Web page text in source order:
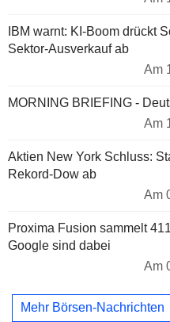
IBM warnt: KI-Boom drückt
Sektor-Ausverkauf ab
Am
MORNING BRIEFING -
Am
Aktien New York Schluss:
Rekord-Dow ab
Am
Proxima Fusion sammelt
Google sind dabei
Am
Mehr Börsen-Nachrichten